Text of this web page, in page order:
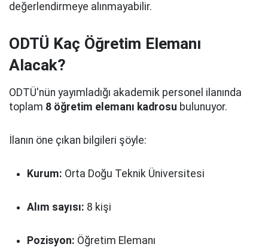
değerlendirmeye alınmayabilir.
ODTÜ Kaç Öğretim Elemanı
Alacak?
ODTÜ'nün yayımladığı akademik personel ilanında
toplam 8 öğretim elemanı kadrosu bulunuyor.
İlanın öne çıkan bilgileri şöyle:
Kurum: Orta Doğu Teknik Üniversitesi
Alım sayısı: 8 kişi
Pozisyon: Öğretim Elemanı